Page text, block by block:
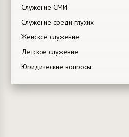
Служение СМИ
Служение среди глухих
Женское служение
Детское служение
Юридические вопросы